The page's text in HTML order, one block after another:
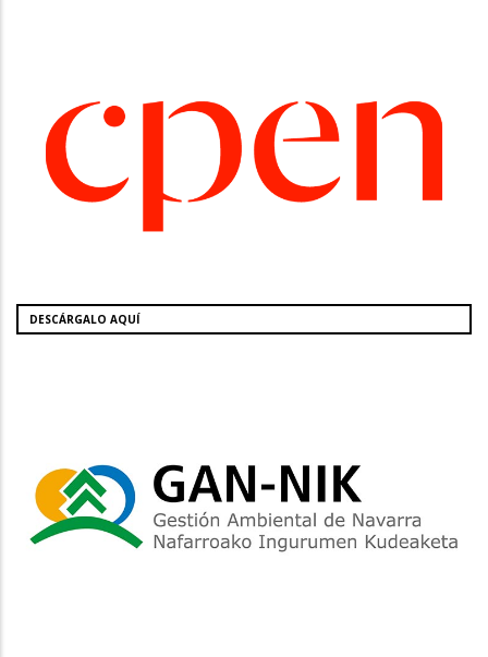
DESCÁRGALO AQUÍ